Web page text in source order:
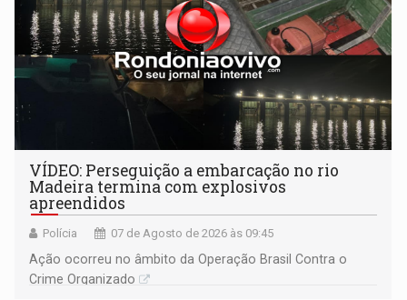
VÍDEO: Perseguição a embarcação no rio
Madeira termina com explosivos
apreendidos
Polícia 07 de Agosto de 2026 às 09:45
Ação ocorreu no âmbito da Operação Brasil Contra o
Crime Organizado